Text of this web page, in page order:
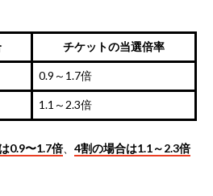
チケットの当選倍率
0.9～1.7倍
1.1～2.3倍
0.9〜1.7倍、 4割の場合は1.1～2.3倍